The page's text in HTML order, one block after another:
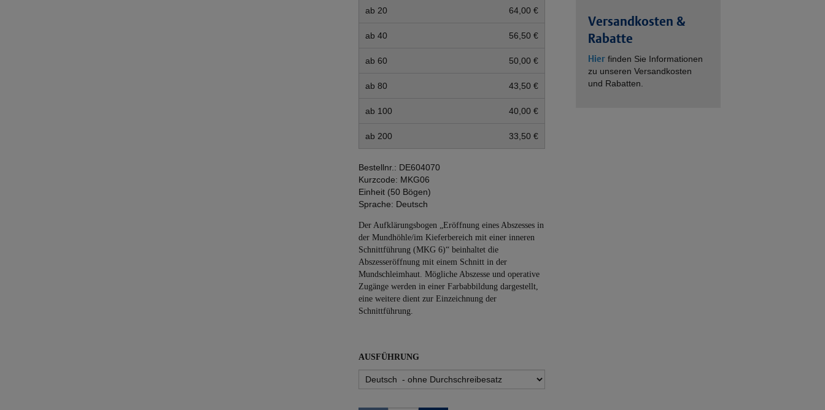
ab 20 64,00 €
ab 40 56,50 €
ab 60 50,00 €
ab 80 43,50 €
ab 100 40,00 €
ab 200 33,50 €
Bestellnr.: DE604070
Kurzcode: MKG06
Einheit (50 Bögen)
Sprache: Deutsch
Der Aufklärungsbogen „Eröffnung eines Abszesses in
der Mundhöhle/im Kieferbereich mit einer inneren
Schnittführung (MKG 6)“ beinhaltet die
Abszesseröffnung mit einem Schnitt in der
Mundschleimhaut. Mögliche Abszesse und operative
Zugänge werden in einer Farbabbildung dargestellt,
eine weitere dient zur Einzeichnung der
Schnittführung.
AUSFÜHRUNG
Versandkosten &
Rabatte
Hier finden Sie Informationen
zu unseren Versandkosten
und Rabatten.